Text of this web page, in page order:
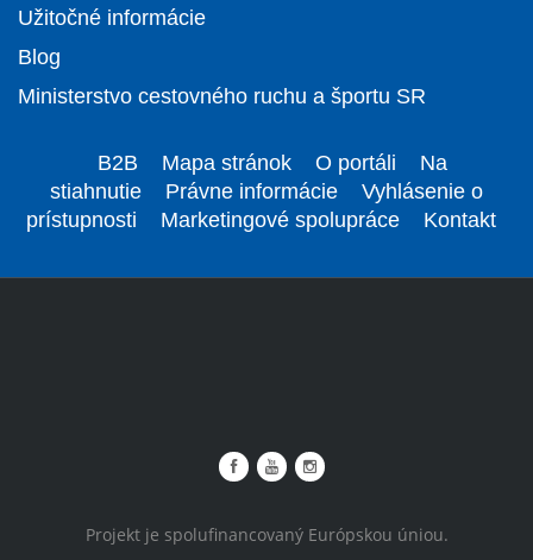
Užitočné informácie
Blog
Ministerstvo cestovného ruchu a športu SR
B2B Mapa stránok O portáli
Na
stiahnutie
Právne informácie
Vyhlásenie o
prístupnosti
Marketingové spolupráce Kontakt
Projekt je spolufinancovaný Európskou úniou.